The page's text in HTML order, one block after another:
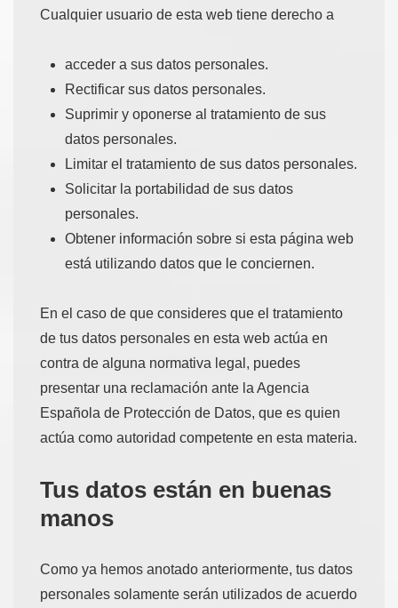
Cualquier usuario de esta web tiene derecho a
acceder a sus datos personales.
Rectificar sus datos personales.
Suprimir y oponerse al tratamiento de sus
datos personales.
Limitar el tratamiento de sus datos personales.
Solicitar la portabilidad de sus datos
personales.
Obtener información sobre si esta página web
está utilizando datos que le conciernen.
En el caso de que consideres que el tratamiento
de tus datos personales en esta web actúa en
contra de alguna normativa legal, puedes
presentar una reclamación ante la Agencia
Española de Protección de Datos, que es quien
actúa como autoridad competente en esta materia.
Tus datos están en buenas
manos
Como ya hemos anotado anteriormente, tus datos
personales solamente serán utilizados de acuerdo